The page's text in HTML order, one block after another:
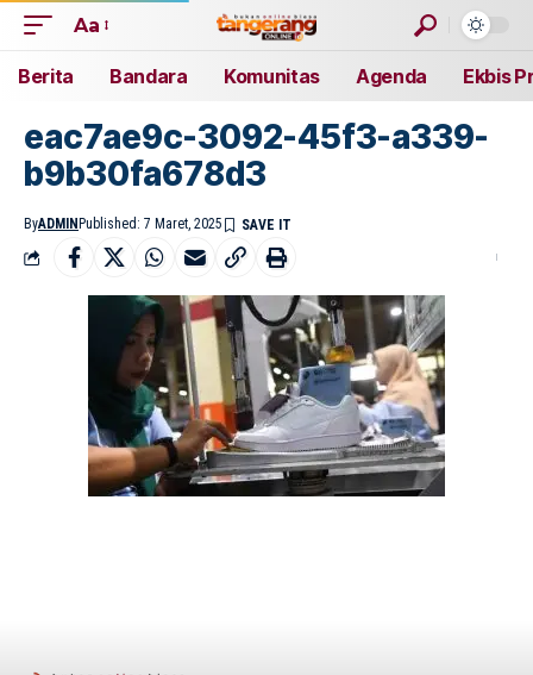
Aa
Berita Bandara Komunitas Agenda Ekbis
eac7ae9c-3092-45f3-a339-
b9b30fa678d3
ByADMIN Published: 7 Maret, 2025